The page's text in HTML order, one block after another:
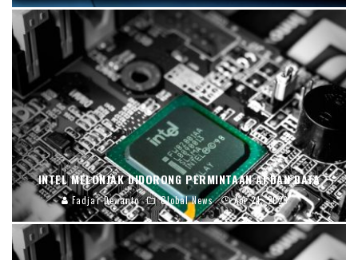
INTEL MELONJAK DIDORONG PERMINTAAN AI DAN DATA
Fadjar Dewanto Global News Apr 24, 2026